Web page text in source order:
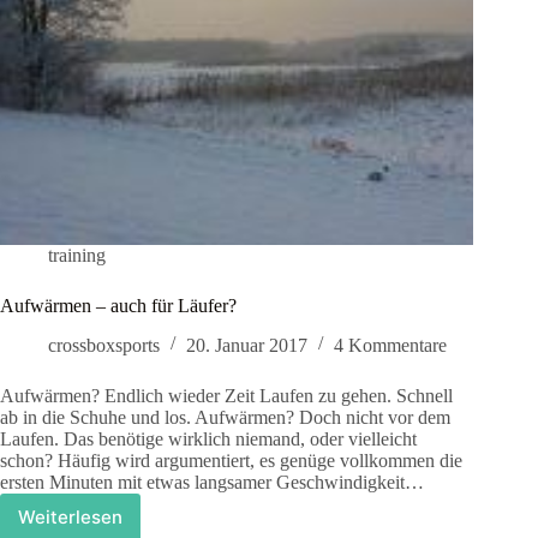
training
Aufwärmen – auch für Läufer?
crossboxsports
20. Januar 2017 4 Kommentare
Aufwärmen? Endlich wieder Zeit Laufen zu gehen. Schnell
ab in die Schuhe und los. Aufwärmen? Doch nicht vor dem
Laufen. Das benötige wirklich niemand, oder vielleicht
schon? Häufig wird argumentiert, es genüge vollkommen die
ersten Minuten mit etwas langsamer Geschwindigkeit…
Weiterlesen
Aufwärmen